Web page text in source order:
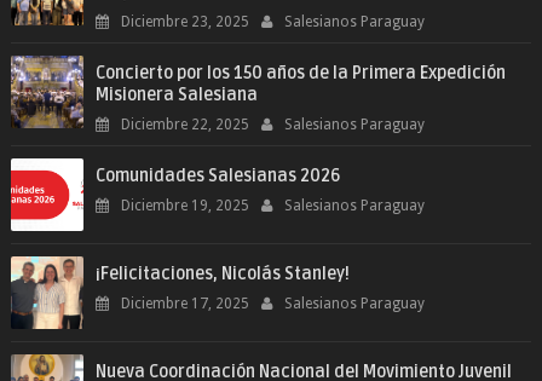
Diciembre 23, 2025 Salesianos Paraguay
Concierto por los 150 años de la Primera Expedición
Misionera Salesiana
Diciembre 22, 2025 Salesianos Paraguay
Comunidades Salesianas 2026
Diciembre 19, 2025 Salesianos Paraguay
¡Felicitaciones, Nicolás Stanley!
Diciembre 17, 2025 Salesianos Paraguay
Nueva Coordinación Nacional del Movimiento Juvenil